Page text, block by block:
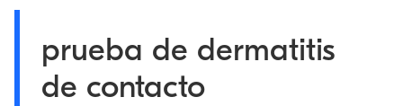
prueba de dermatitis
de contacto